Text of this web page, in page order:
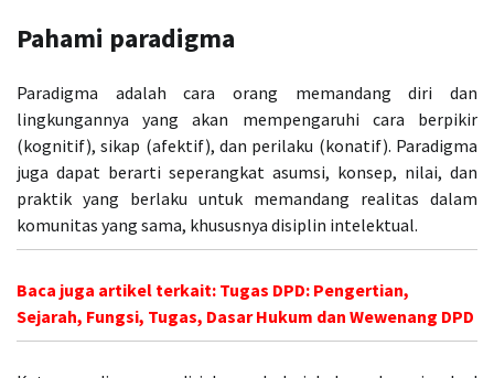
Pahami paradigma
Paradigma adalah cara orang memandang diri dan
lingkungannya yang akan mempengaruhi cara berpikir
(kognitif), sikap (afektif), dan perilaku (konatif). Paradigma
juga dapat berarti seperangkat asumsi, konsep, nilai, dan
praktik yang berlaku untuk memandang realitas dalam
komunitas yang sama, khususnya disiplin intelektual.
Baca juga artikel terkait: Tugas DPD: Pengertian,
Sejarah, Fungsi, Tugas, Dasar Hukum dan Wewenang DPD